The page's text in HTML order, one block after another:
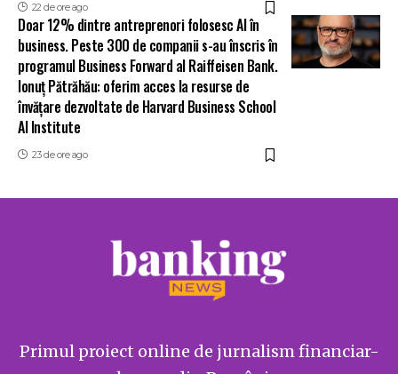
22 de ore ago
Doar 12% dintre antreprenori folosesc AI în
business. Peste 300 de companii s-au înscris în
programul Business Forward al Raiffeisen Bank.
Ionuț Pătrăhău: oferim acces la resurse de
învățare dezvoltate de Harvard Business School
AI Institute
23 de ore ago
Primul proiect online de jurnalism financiar-